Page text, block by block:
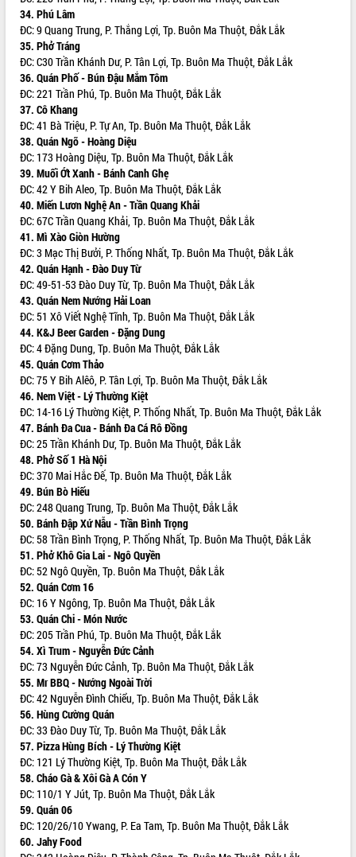
Bàn giải pháp tháo gỡ khó khăn trong
xuất khẩu sầu riêng và triển khai quy
định EUDR
Thứ trưởng Bộ Nông nghiệp và Môi
trường Nguyễn Hoàng Hiệp khảo sát
vùng trồng và doanh nghiệp đóng gói
sầu riêng tại Đắk Lắk
Trình diễn nghệ thuật chế biến các
món ăn từ sầu riêng
Đắk Lắk công bố Quy hoạch và xúc
tiến đầu tư tỉnh
Ngành cá ngừ Đắk Lắk chủ động thích
ứng để giữ vững thị trường xuất khẩu
Diễn đàn Kinh tế tư nhân Việt Nam đột
phá cơ chế - Hợp tác công tư
Đề án 06 tạo bước ngoặt đột phá trong
cải cách hành chính tỉnh Đắk Lắk
Kết nối tour, đẩy mạnh chuyển đổi số
để phát triển du lịch Đắk Lắk
Khởi động Dự án Đầu tư xây dựng hạ
tầng kỹ thuật Cụm công nghiệp Tân
Tiến
Gặp mặt các cơ quan báo chí nhân Kỷ
niệm 101 năm Ngày Báo chí Cách
mạng Việt Nam
Đắk Lắk sơ kết 4 năm triển khai thực
hiện Đề án 06 của Chính phủ
Họp báo thông tin về Hội nghị Công bố
Quy hoạch và Xúc tiến đầu tư tỉnh Đắk
Lắk
Khơi thông điểm nghẽn, đẩy nhanh
giải ngân vốn khắc phục thiên tai
HĐND tỉnh thông qua điều chỉnh Quy
hoạch tỉnh thời kỳ 2021-2030
Hội thảo góp ý hồ sơ điều chỉnh quy
hoạch tỉnh Đắk Lắk thời kỳ 2021-2030,
tầm nhìn đến năm 2050
Nâng cao hiệu quả hoạt động của các
doanh nghiệp nhà nước
Hội nghị triển khai kết nối mạng
truyền số liệu chuyên dùng phục vụ cơ
quan Đảng, Nhà nước
Lễ phát động chuỗi hoạt động chung
tay làm sạch môi trường
Xã Ea Kar bước chuyển mình trong
công tác cải cách hành chính mô hình
mới
UBND tỉnh họp báo định kỳ tháng 4
năm 2026
Tất cả: 66040611
34. Phú Lâm
ĐC: 9 Quang Trung, P. Thắng Lợi, Tp. Buôn Ma Thuột, Đắk Lắk
35. Phở Tráng
ĐC: C30 Trần Khánh Dư, P. Tân Lợi, Tp. Buôn Ma Thuột, Đắk Lắk
36. Quán Phố - Bún Đậu Mắm Tôm
ĐC: 221 Trần Phú, Tp. Buôn Ma Thuột, Đắk Lắk
37. Cô Khang
ĐC: 41 Bà Triệu, P. Tự An, Tp. Buôn Ma Thuột, Đắk Lắk
38. Quán Ngõ - Hoàng Diệu
ĐC: 173 Hoàng Diệu, Tp. Buôn Ma Thuột, Đắk Lắk
39. Muối Ớt Xanh - Bánh Canh Ghẹ
ĐC: 42 Y Bih Aleo, Tp. Buôn Ma Thuột, Đắk Lắk
40. Miến Lươn Nghệ An - Trần Quang Khải
ĐC: 67C Trần Quang Khải, Tp. Buôn Ma Thuột, Đắk Lắk
41. Mì Xào Giòn Hường
ĐC: 3 Mạc Thị Bưởi, P. Thống Nhất, Tp. Buôn Ma Thuột, Đắk Lắk
42. Quán Hạnh - Đào Duy Từ
ĐC: 49-51-53 Đào Duy Từ, Tp. Buôn Ma Thuột, Đắk Lắk
43. Quán Nem Nướng Hải Loan
ĐC: 51 Xô Viết Nghệ Tĩnh, Tp. Buôn Ma Thuột, Đắk Lắk
44. K&J Beer Garden - Đặng Dung
ĐC: 4 Đặng Dung, Tp. Buôn Ma Thuột, Đắk Lắk
45. Quán Cơm Thảo
ĐC: 75 Y Bih Alêô, P. Tân Lợi, Tp. Buôn Ma Thuột, Đắk Lắk
46. Nem Việt - Lý Thường Kiệt
ĐC: 14-16 Lý Thường Kiệt, P. Thống Nhất, Tp. Buôn Ma Thuột, Đắk Lắk
47. Bánh Đa Cua - Bánh Đa Cá Rô Đồng
ĐC: 25 Trần Khánh Dư, Tp. Buôn Ma Thuột, Đắk Lắk
48. Phở Số 1 Hà Nội
ĐC: 370 Mai Hắc Đế, Tp. Buôn Ma Thuột, Đắk Lắk
49. Bún Bò Hiếu
ĐC: 248 Quang Trung, Tp. Buôn Ma Thuột, Đắk Lắk
50. Bánh Đập Xứ Nẫu - Trần Bình Trọng
ĐC: 58 Trần Bình Trọng, P. Thống Nhất, Tp. Buôn Ma Thuột, Đắk Lắk
51. Phở Khô Gia Lai - Ngô Quyền
ĐC: 52 Ngô Quyền, Tp. Buôn Ma Thuột, Đắk Lắk
52. Quán Cơm 16
ĐC: 16 Y Ngông, Tp. Buôn Ma Thuột, Đắk Lắk
53. Quán Chi - Món Nước
ĐC: 205 Trần Phú, Tp. Buôn Ma Thuột, Đắk Lắk
54. Xì Trum - Nguyễn Đức Cảnh
ĐC: 73 Nguyễn Đức Cảnh, Tp. Buôn Ma Thuột, Đắk Lắk
55. Mr BBQ - Nướng Ngoài Trời
ĐC: 42 Nguyễn Đình Chiểu, Tp. Buôn Ma Thuột, Đắk Lắk
56. Hùng Cường Quán
ĐC: 33 Đào Duy Từ, Tp. Buôn Ma Thuột, Đắk Lắk
57. Pizza Hùng Bích - Lý Thường Kiệt
ĐC: 121 Lý Thường Kiệt, Tp. Buôn Ma Thuột, Đắk Lắk
58. Cháo Gà & Xôi Gà A Cón Y
ĐC: 110/1 Y Jút, Tp. Buôn Ma Thuột, Đắk Lắk
59. Quán 06
ĐC: 120/26/10 Ywang, P. Ea Tam, Tp. Buôn Ma Thuột, Đắk Lắk
60. Jahy Food